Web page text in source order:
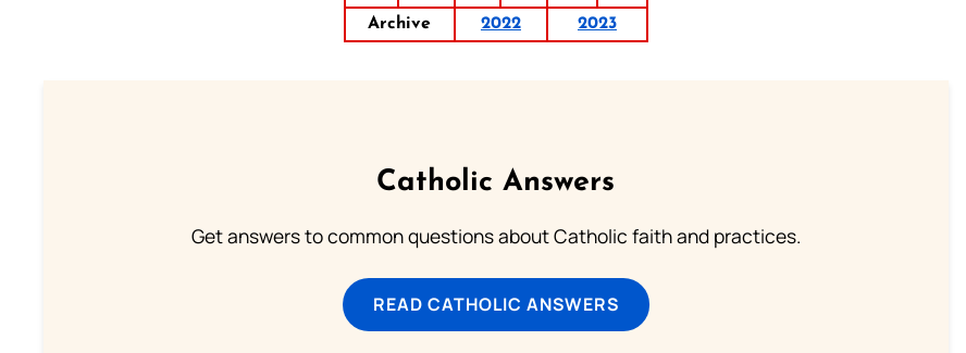
Archive
2022 2023
Catholic Answers
Get answers to common questions about Catholic faith and practices.
READ CATHOLIC ANSWERS